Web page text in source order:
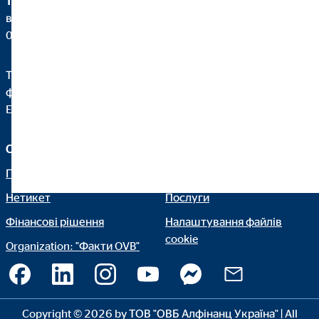
вул. Дегтярівська 62, оф. 45
04112 Київ
Телефон:
факс: +380 44 4928720
E-Mail:
Сервіс та інформація
Про нас
Нетикет
Фінансові рішення
Organization: "Факти OVB"
Послуги
Налаштування файлів
cookie
Copyright © 2026 by ТОВ "ОВБ Алфінанц Україна" | All